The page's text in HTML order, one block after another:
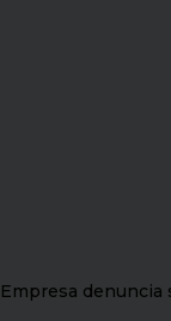
Empresa denuncia